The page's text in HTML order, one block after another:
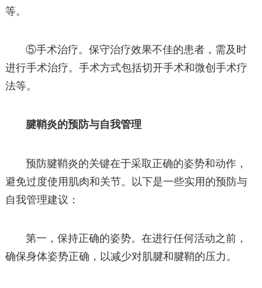
等。
⑤手术治疗。保守治疗效果不佳的患者，需及时
进行手术治疗。手术方式包括切开手术和微创手术疗
法等。
腱鞘炎的预防与自我管理
预防腱鞘炎的关键在于采取正确的姿势和动作，
避免过度使用肌肉和关节。以下是一些实用的预防与
自我管理建议：
第一，保持正确的姿势。在进行任何活动之前，
确保身体姿势正确，以减少对肌腱和腱鞘的压力。